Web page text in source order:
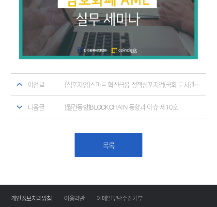
이전글 [심포지엄]스마트 혁신금융 정책심포지엄(국회 도서관 대강당) 자료
다음글 [월간동향]BLOCKCHAIN 동향과 이슈-제10호
목록
개인정보처리방침 이용약관 이메일무단수집거부